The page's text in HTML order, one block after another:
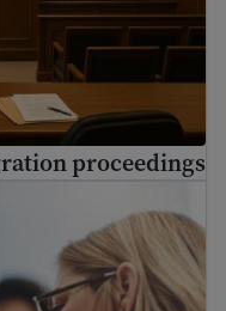
proceedings
and refugees